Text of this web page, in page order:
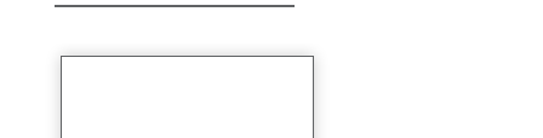
Produktgalerie überspringen